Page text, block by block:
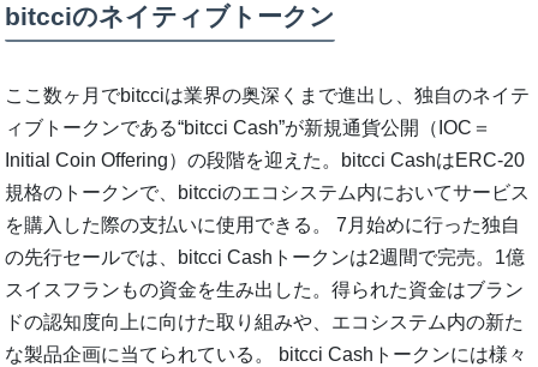
bitcciのネイティブトークン
ここ数ヶ月でbitcciは業界の奥深くまで進出し、独自のネイテ
ィブトークンである“bitcci Cash”が新規通貨公開（IOC＝
Initial Coin Offering）の段階を迎えた。bitcci CashはERC-20
規格のトークンで、bitcciのエコシステム内においてサービス
を購入した際の支払いに使用できる。 7月始めに行った独自
の先行セールでは、bitcci Cashトークンは2週間で完売。1億
スイスフランもの資金を生み出した。得られた資金はブラン
ドの認知度向上に向けた取り組みや、エコシステム内の新た
な製品企画に当てられている。 bitcci Cashトークンには様々